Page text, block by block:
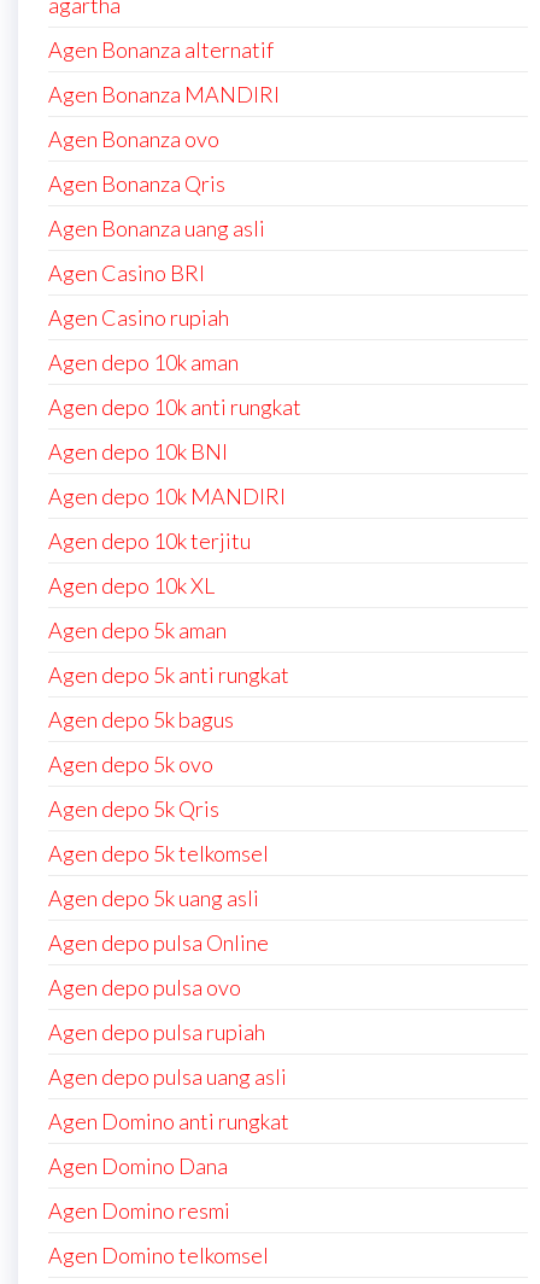
Agen Bonanza alternatif
Agen Bonanza MANDIRI
Agen Bonanza ovo
Agen Bonanza Qris
Agen Bonanza uang asli
Agen Casino BRI
Agen Casino rupiah
Agen depo 10k aman
Agen depo 10k anti rungkat
Agen depo 10k BNI
Agen depo 10k MANDIRI
Agen depo 10k terjitu
Agen depo 10k XL
Agen depo 5k aman
Agen depo 5k anti rungkat
Agen depo 5k bagus
Agen depo 5k ovo
Agen depo 5k Qris
Agen depo 5k telkomsel
Agen depo 5k uang asli
Agen depo pulsa Online
Agen depo pulsa ovo
Agen depo pulsa rupiah
Agen depo pulsa uang asli
Agen Domino anti rungkat
Agen Domino Dana
Agen Domino resmi
Agen Domino telkomsel